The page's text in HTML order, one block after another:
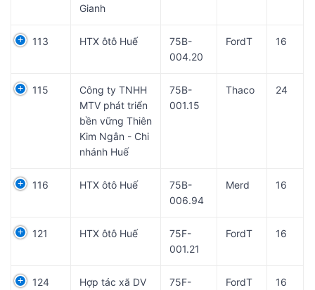
Gianh
113 HTX ôtô Huế
75B-
004.20
FordT 16
115
Công ty TNHH
MTV phát triển
bền vững Thiên
Kim Ngân - Chi
nhánh Huế
75B-
001.15
Thaco 24
116 HTX ôtô Huế
75B-
006.94
Merd 16
121 HTX ôtô Huế
75F-
001.21
FordT 16
124
Hợp tác xã DV
75F-
FordT 16